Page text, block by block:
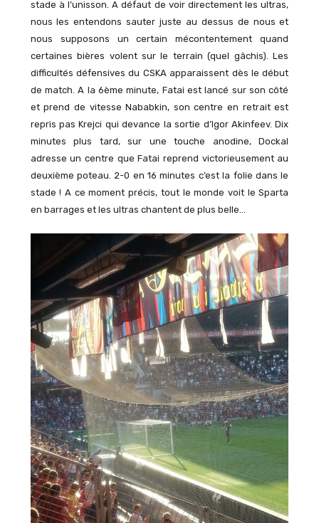
stade à l’unisson. A défaut de voir directement les ultras,
nous les entendons sauter juste au dessus de nous et
nous supposons un certain mécontentement quand
certaines bières volent sur le terrain (quel gâchis). Les
difficultés défensives du CSKA apparaissent dès le début
de match. A la 6ème minute, Fatai est lancé sur son côté
et prend de vitesse Nababkin, son centre en retrait est
repris pas Krejci qui devance la sortie d’Igor Akinfeev. Dix
minutes plus tard, sur une touche anodine, Dockal
adresse un centre que Fatai reprend victorieusement au
deuxième poteau. 2-0 en 16 minutes c’est la folie dans le
stade ! A ce moment précis, tout le monde voit le Sparta
en barrages et les ultras chantent de plus belle…